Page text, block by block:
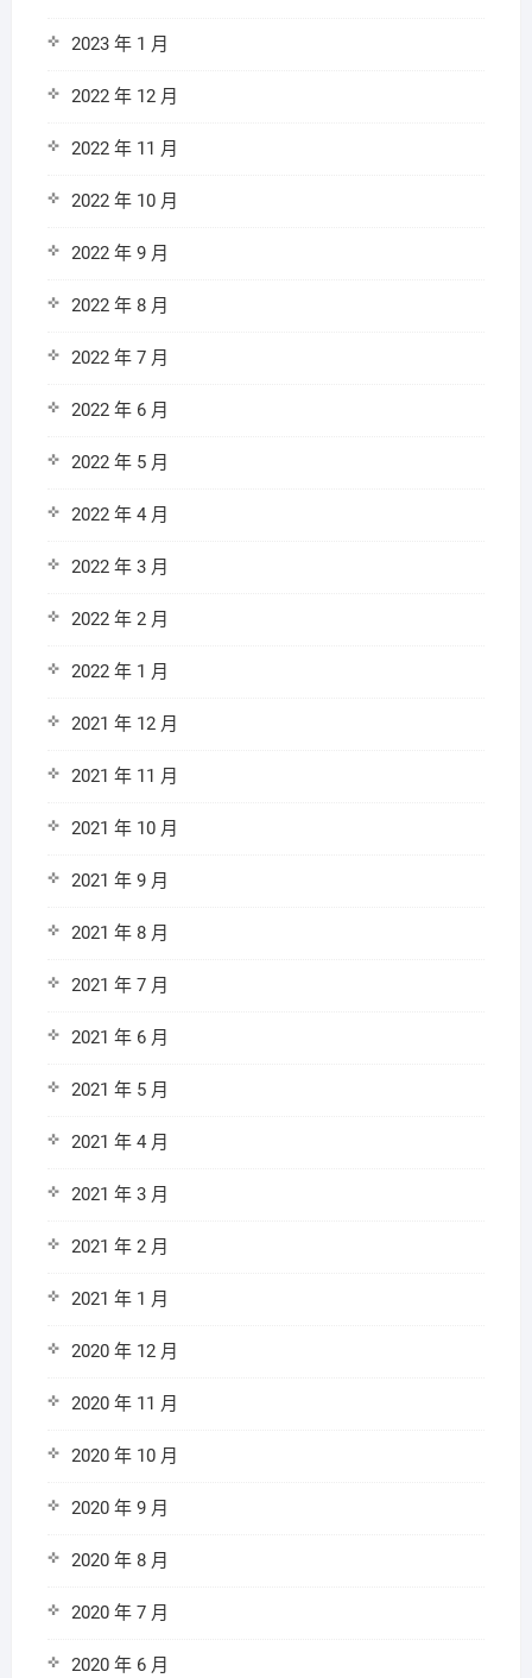
2023 年 1 月
2022 年 12 月
2022 年 11 月
2022 年 10 月
2022 年 9 月
2022 年 8 月
2022 年 7 月
2022 年 6 月
2022 年 5 月
2022 年 4 月
2022 年 3 月
2022 年 2 月
2022 年 1 月
2021 年 12 月
2021 年 11 月
2021 年 10 月
2021 年 9 月
2021 年 8 月
2021 年 7 月
2021 年 6 月
2021 年 5 月
2021 年 4 月
2021 年 3 月
2021 年 2 月
2021 年 1 月
2020 年 12 月
2020 年 11 月
2020 年 10 月
2020 年 9 月
2020 年 8 月
2020 年 7 月
2020 年 6 月